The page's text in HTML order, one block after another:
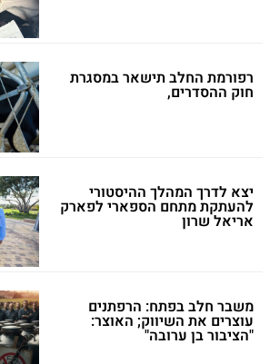
רפורמת החלב תישאר במסגרת
חוק ההסדרים,
יצא לדרך המהלך ההיסטורי
להעתקת מתחם הספארי לפארק
אריאל שרון
משבר חלב בפתח: הרפתנים
עוצרים את השיווק; האוצר:
"הציבור בן ערובה"